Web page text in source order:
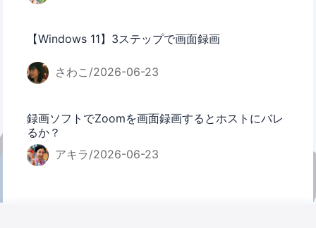
【Windows 11】3ステップで画面録画
さわこ/2026-06-23
録画ソフトでZoomを画面録画するとホストにバレ
るか？
アキラ/2026-06-23